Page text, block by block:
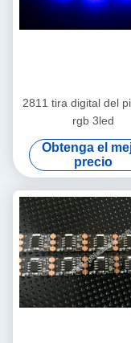
2811 tira digital del
rgb 3led
Obtenga el
precio